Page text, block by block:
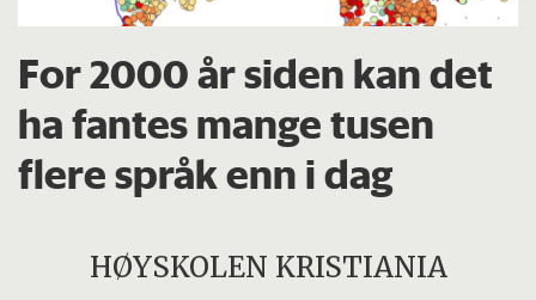
For 2000 år siden kan det
ha fantes mange tusen
flere språk enn i dag
HØYSKOLEN KRISTIANIA